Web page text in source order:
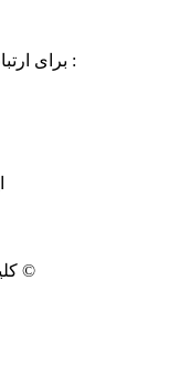
برای ارتباط با ما از روش های زیر می توانید اقدام کنید :
کلیه حقوق متعلق به استانداری ایلام است 2026 ©